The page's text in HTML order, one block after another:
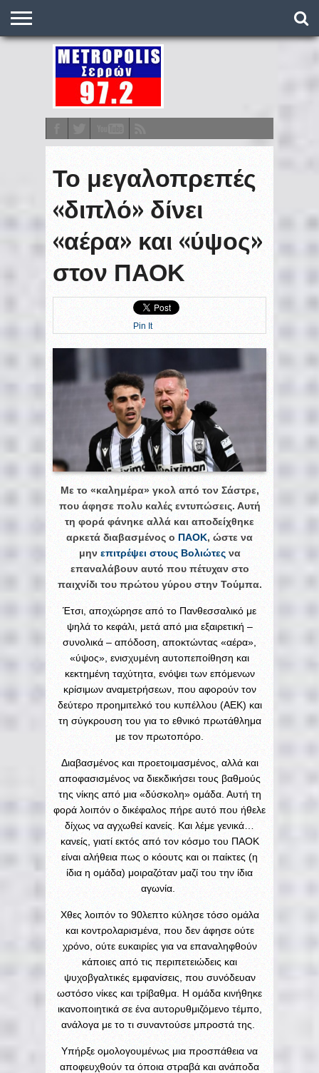
ΣΤΑΘΜΌΣ
METRONEWS
ΠΟΔΌΣΦΑΙΡΟ
ΒΑΘΜΟΛΟΓΊΕΣ
ΠΡΟΓΡΆΜΜΑΤΑ
ΣΤΟΊΧΗΜΑ
ΕΠΙΚΟΙΝΩΝΊΑ
Το μεγαλοπρεπές
«διπλό» δίνει
«αέρα» και «ύψος»
στον ΠΑΟΚ
Pin It
Με το «καλημέρα» γκολ από τον Σάστρε,
που άφησε πολυ καλές εντυπώσεις. Αυτή
τη φορά φάνηκε αλλά και αποδείχθηκε
αρκετά διαβασμένος ο ΠΑΟΚ, ώστε να
μην επιτρέψει στους Βολιώτεςνα
επαναλάβουν αυτό που πέτυχαν στο
παιχνίδι του πρώτου γύρου στην Τούμπα.
Έτσι, αποχώρησε από το Πανθεσσαλικό με
ψηλά το κεφάλι, μετά από μια εξαιρετική –
συνολικά – απόδοση, αποκτώντας «αέρα»,
«ύψος», ενισχυμένη αυτοπεποίθηση και
κεκτημένη ταχύτητα, ενόψει των επόμενων
κρίσιμων αναμετρήσεων, που αφορούν τον
δεύτερο προημιτελκό του κυπέλλου (ΑΕΚ) και
τη σύγκρουση του για το εθνικό πρωτάθλημα
με τον πρωτοπόρο.
Διαβασμένος και προετοιμασμένος, αλλά και
αποφασισμένος να διεκδικήσει τους βαθμούς
της νίκης από μια «δύσκολη» ομάδα. Αυτή τη
φορά λοιπόν ο δικέφαλος πήρε αυτό που ήθελε
δίχως να αγχωθεί κανείς. Και λέμε γενικά…
κανείς, γιατί εκτός από τον κόσμο του ΠΑΟΚ
είναι αλήθεια πως ο κόουτς και οι παίκτες (η
ίδια η ομάδα) μοιραζόταν μαζί του την ίδια
αγωνία.
Χθες λοιπόν το 90λεπτο κύλησε τόσο ομάλα
και κοντρολαρισμένα, που δεν άφησε ούτε
χρόνο, ούτε ευκαιρίες για να επαναληφθούν
κάποιες από τις περιπετειώδεις και
ψυχοβγαλτικές εμφανίσεις, που συνόδευαν
ωστόσο νίκες και τρίβαθμα. Η ομάδα κινήθηκε
ικανοποιητικά σε ένα αυτορυθμιζόμενο τέμπο,
ανάλογα με το τι συναντούσε μπροστά της.
Υπήρξε ομολογουμένως μια προσπάθεια να
αποφευχθούν τα όποια στραβά και ανάποδα